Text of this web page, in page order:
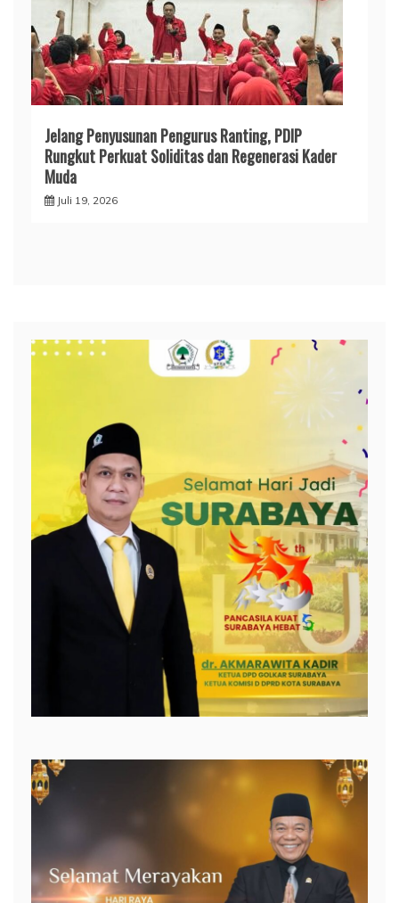
Jelang Penyusunan Pengurus Ranting, PDIP
Rungkut Perkuat Soliditas dan Regenerasi Kader
Muda
Juli 19, 2026